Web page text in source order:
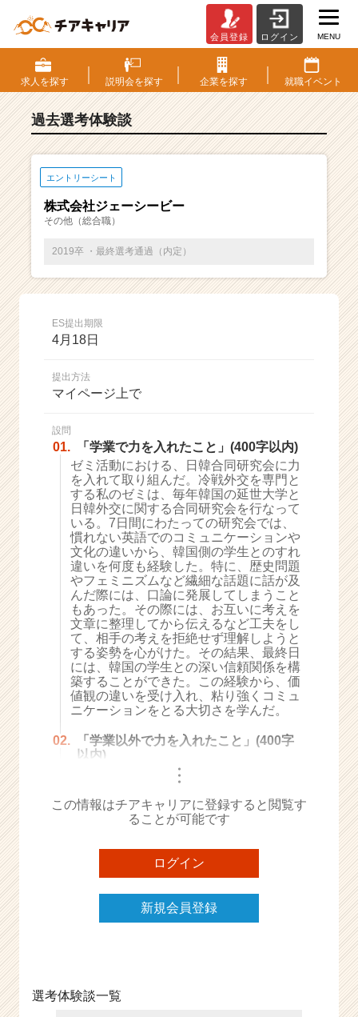
S・
選
考
験
ベ
チ
ー・
成
ス
ト
が
届
く
就
活
サ
イ
ト
チ
ア
キ
ャ
リ
ア
（C
h
e
e
a
r
e
会員登録 ログイン MENU
求人を探す 説明会を探す 企業を探す 就職イベント
過去選考体験談
エントリーシート
株式会社ジェーシービー
その他（総合職）
2019卒 ・最終選考通過（内定）
ES提出期限
4月18日
提出方法
マイページ上で
設問
01.
「学業で力を入れたこと」(400字以内)
ゼミ活動における、日韓合同研究会に力
を入れて取り組んだ。冷戦外交を専門と
する私のゼミは、毎年韓国の延世大学と
日韓外交に関する合同研究会を行なって
いる。7日間にわたっての研究会では、
慣れない英語でのコミュニケーションや
文化の違いから、韓国側の学生とのすれ
違いを何度も経験した。特に、歴史問題
やフェミニズムなど繊細な話題に話が及
んだ際には、口論に発展してしまうこと
もあった。その際には、お互いに考えを
文章に整理してから伝えるなど工夫をし
て、相手の考えを拒絶せず理解しようと
する姿勢を心がけた。その結果、最終日
には、韓国の学生との深い信頼関係を構
築することができた。この経験から、価
値観の違いを受け入れ、粘り強くコミュ
ニケーションをとる大切さを学んだ。
02.
「学業以外で力を入れたこと」(400字
以内)
・・・
この情報はチアキャリアに登録すると閲覧す
ることが可能です
ログイン
新規会員登録
選考体験談一覧